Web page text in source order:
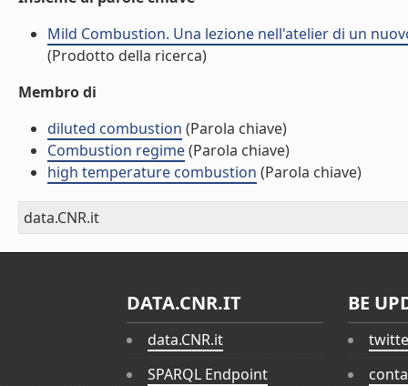
Mild Combustion. Una lezione nell'atelier di un
(Prodotto della ricerca)
Membro di
diluted combustion (Parola chiave)
Combustion regime(Parola chiave)
high temperature combustion (Parola chiave)
data.CNR.it
DATA.CNR.IT
data.CNR.it
SPARQL Endpoint
BE